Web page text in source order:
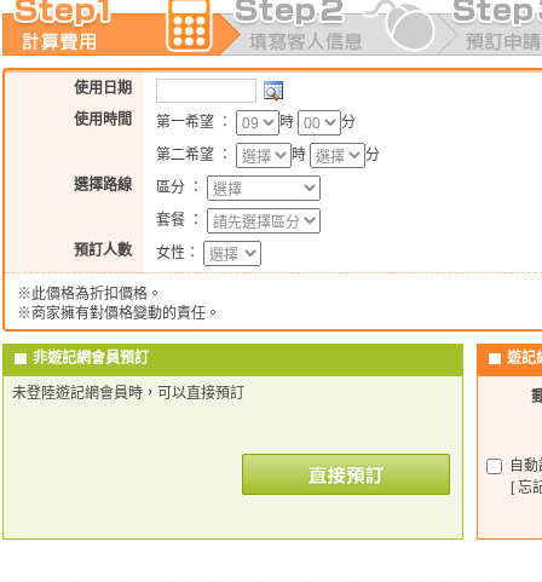
使用日期
使用時間
第一希望 ： 時
分
第二希望 ：
時
分
選擇路線
區分 ：
套餐 ：
預訂人數
女性：
※此價格為折扣價格。
※商家擁有對價格變動的責任。
遊記
自
[ 忘
非遊記網會員預訂
未登陸遊記網會員時，可以直接預訂